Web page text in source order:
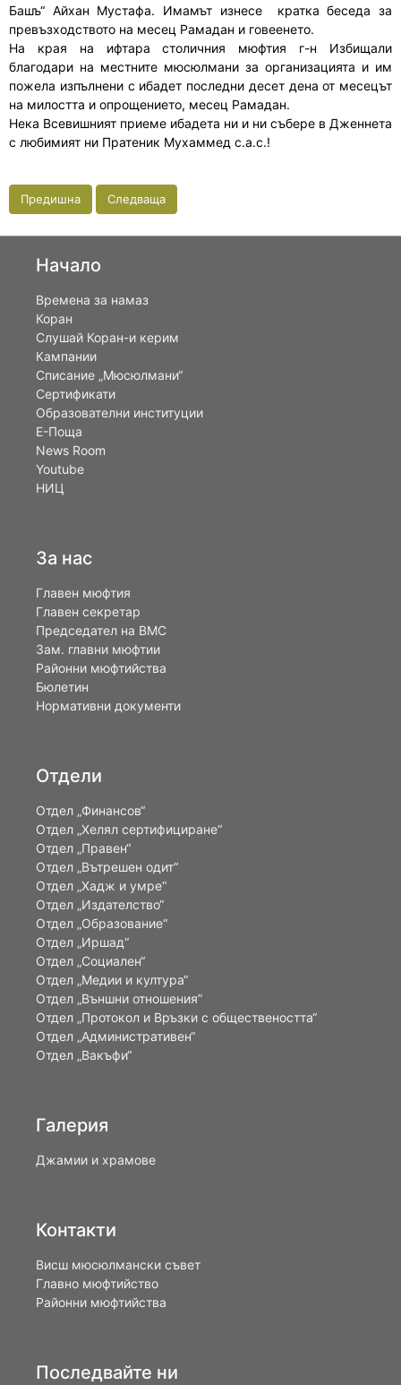
Башъ“ Айхан Мустафа. Имамът изнесе кратка беседа за
превъзходството на месец Рамадан и говеенето.
На края на ифтара столичния мюфтия г-н Избищали
благодари на местните мюсюлмани за организацията и им
пожела изпълнени с ибадет последни десет дена от месецът
на милостта и опрощението, месец Рамадан.
Нека Всевишният приеме ибадета ни и ни събере в Дженнета
с любимият ни Пратеник Мухаммед с.а.с.!
Предишна Следваща
Начало
Времена за намаз
Коран
Слушай Коран-и керим
Кампании
Списание „Мюсюлмани“
Сертификати
Образователни институции
Е-Поща
News Room
Youtube
НИЦ
За нас
Главен мюфтия
Главен секретар
Председател на ВМС
Зам. главни мюфтии
Районни мюфтийства
Бюлетин
Нормативни документи
Отдели
Отдел „Финансов“
Отдел „Хелял сертифициране“
Отдел „Правен“
Отдел „Вътрешен одит“
Отдел „Хадж и умре“
Отдел „Издателство“
Отдел „Образование“
Отдел „Иршад“
Отдел „Социален“
Отдел „Медии и култура“
Отдел „Външни отношения”
Oтдел „Протокол и Връзки с обществеността“
Отдел „Административен“
Отдел „Вакъфи“
Галерия
Джамии и храмове
Контакти
Висш мюсюлмански съвет
Главно мюфтийство
Районни мюфтийства
Последвайте ни